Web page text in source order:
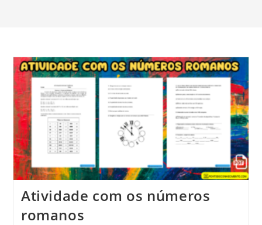
Atividade com os números
romanos